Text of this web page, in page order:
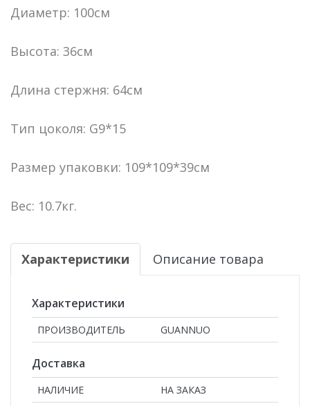
Диаметр: 100см
Высота: 36см
Длина стержня: 64см
Тип цоколя: G9*15
Размер упаковки: 109*109*39см
Вес: 10.7кг.
Характеристики Описание товара
Характеристики
ПРОИЗВОДИТЕЛЬ GUANNUO
Доставка
НАЛИЧИЕ НА ЗАКАЗ